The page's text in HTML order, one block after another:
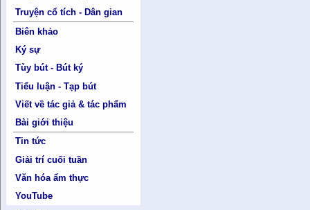
Truyện cổ tích - Dân gian
Biên khảo
Ký sự
Tùy bút - Bút ký
Tiểu luận - Tạp bút
Viết về tác giả & tác phẩm
Bài giới thiệu
Tin tức
Giải trí cuối tuần
Văn hóa ẩm thực
YouTube